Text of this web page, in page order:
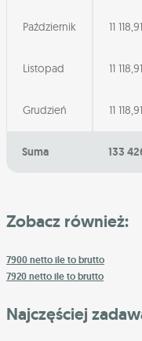
Październik 11 118,91
Listopad 11 118,91
Grudzień 11 118,91
Suma 133
Zobacz również:
7900 netto ile to brutto
7920 netto ile to brutto
Najczęściej